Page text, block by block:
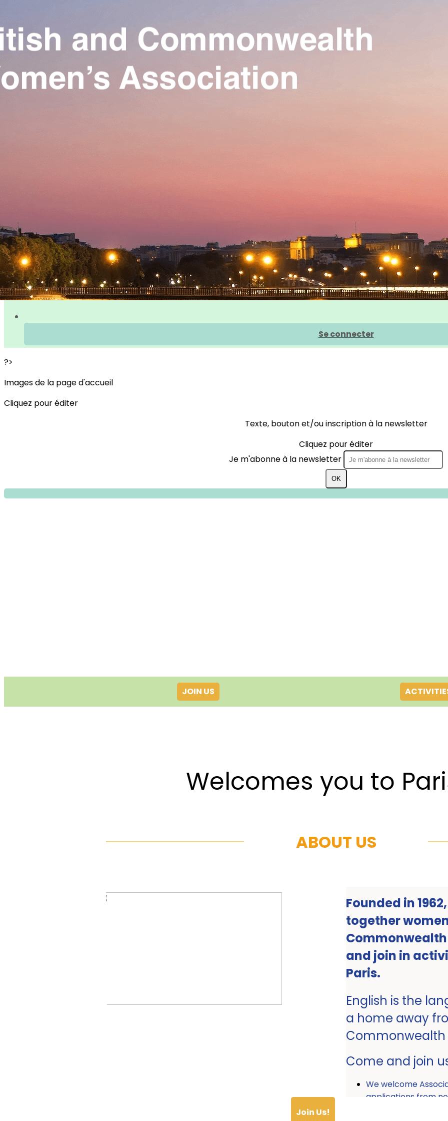
Exporter uniquement les colonnes affichées
Ajoutez un logo, un bouton, des réseaux sociaux
Se connecter
?>
Images de la page d'accueil
Cliquez pour éditer
Texte, bouton et/ou inscription à la newsletter
Cliquez pour éditer
Je m'abonne à la newsletter
OK
JOIN US
Welcomes you to
ABOUT US
Founded in
together
and join in
Paris.
English is the
a home away
Come and join
We welcome
applications from
Join Us!